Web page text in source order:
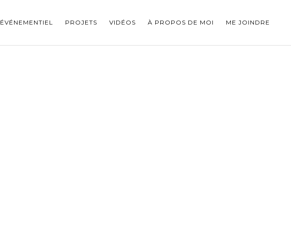
ÉVÉNEMENTIEL PROJETS VIDÉOS À PROPOS DE MOI ME JOINDRE